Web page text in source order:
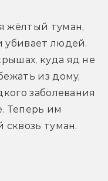
жёлтый туман,
убивает людей.
куда яд не
из дому,
заболевания
Теперь им
сквозь туман.